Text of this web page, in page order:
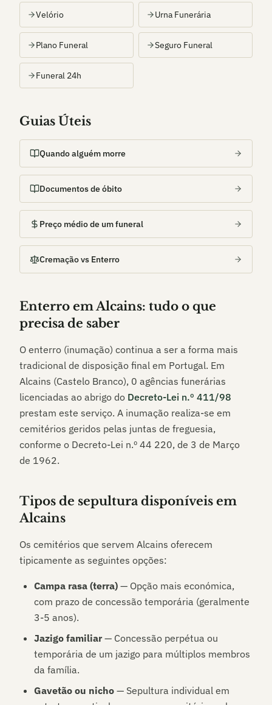
Velório Urna Funerária
Plano Funeral Seguro Funeral
Funeral 24h
Guias Úteis
Quando alguém morre
Documentos de óbito
Preço médio de um funeral
Cremação vs Enterro
Enterro emAlcains: tudo o que
precisa de saber
O enterro (inumação) continua a ser a forma mais
tradicional de disposição final em Portugal. Em
Alcains (Castelo Branco), 0 agências funerárias
licenciadas ao abrigo do Decreto-Lei n.º 411/98
prestam este serviço. A inumação realiza-se em
cemitérios geridos pelas juntas de freguesia,
conforme o Decreto-Lei n.º 44 220, de 3 de Março
de 1962.
Tipos de sepultura disponíveis em
Alcains
Os cemitérios que servem Alcains oferecem
tipicamente as seguintes opções:
Campa rasa (terra) — Opção mais económica,
com prazo de concessão temporária (geralmente
3-5 anos).
Jazigo familiar — Concessão perpétua ou
temporária de um jazigo para múltiplos membros
da família.
Gavetão ou nicho — Sepultura individual em